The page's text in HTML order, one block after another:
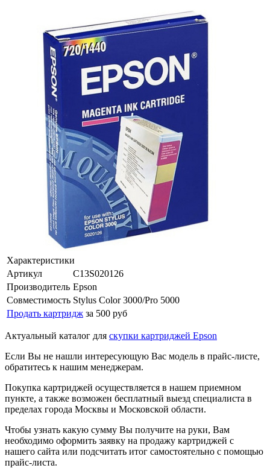
Характеристики
Артикул
C13S020126
Производитель Epson
Совместимость Stylus Color 3000/Pro 5000
Продать картридж за 500 руб
Актуальный каталог для скупки картриджей Epson
Если Вы не нашли интересующую Вас модель в прайс-листе,
обратитесь к нашим менеджерам.
Покупка картриджей осуществляется в нашем приемном
пункте, а также возможен бесплатный выезд специалиста в
пределах города Москвы и Московской области.
Чтобы узнать какую сумму Вы получите на руки, Вам
необходимо оформить заявку на продажу картриджей с
нашего сайта или подсчитать итог самостоятельно с помощью
прайс-листа.